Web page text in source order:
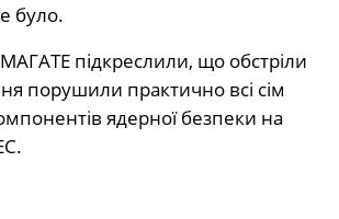
було.
підкреслили, що обстріли
порушили практично всі сім
ядерної безпеки на